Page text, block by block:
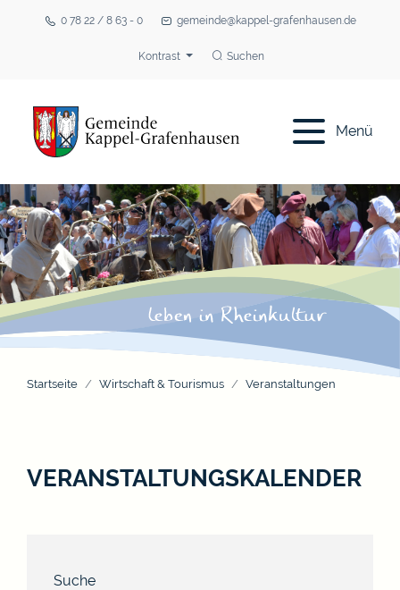
0 78 22 / 8 63 - 0 gemeinde@kappel-grafenhausen.de
Kontrast Suchen
Menü
Startseite Wirtschaft & Tourismus Veranstaltungen
VERANSTALTUNGSKALENDER
Suche